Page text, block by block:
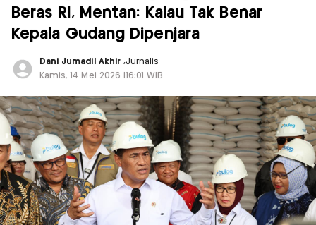
Beras RI, Mentan: Kalau Tak Benar
Kepala Gudang Dipenjara
Dani Jumadil Akhir ,Jurnalis
Kamis, 14 Mei 2026 |16:01 WIB